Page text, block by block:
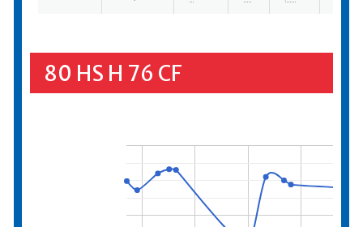
80 HS H 76 CF